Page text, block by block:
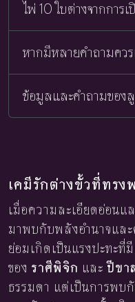
ไพ่ 10 ใบต่างจากการ
หากมีหลายคำถามควร
ข้อมูลและคำถามของ
เคมีรักต่างขั้วที่ทร
เมื่อความละเอียดอ่อนแ
มาพบกับพลังอำนาจแล
ย่อมเกิดเป็นแรงปะทะ
ของ ราศีพิจิก และปีขา
ธรรมดา แต่เป็นการพบ